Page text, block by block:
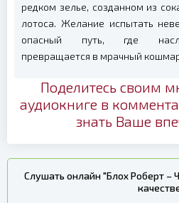
редком зелье, созданном из
лотоса. Желание испытать
опасный путь, где
превращается в мрачный
Поделитесь своим
аудиокниге в
знать Ваше
Слушать онлайн "Блох Роберт –